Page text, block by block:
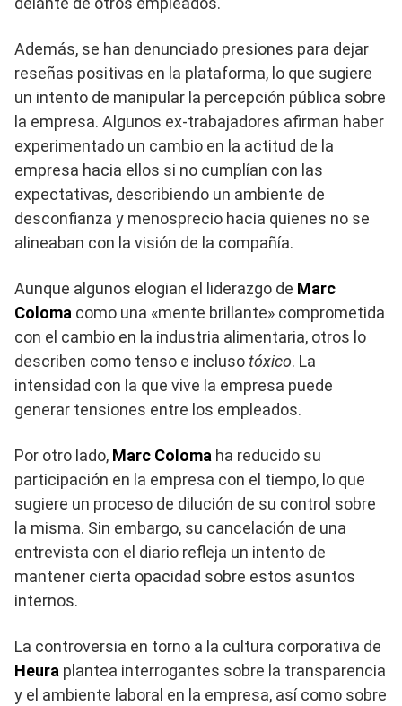
Además, se han denunciado presiones para dejar
reseñas positivas en la plataforma, lo que sugiere
un intento de manipular la percepción pública sobre
la empresa. Algunos ex-trabajadores afirman haber
experimentado un cambio en la actitud de la
empresa hacia ellos si no cumplían con las
expectativas, describiendo un ambiente de
desconfianza y menosprecio hacia quienes no se
alineaban con la visión de la compañía.
Aunque algunos elogian el liderazgo de Marc
Coloma como una «mente brillante» comprometida
con el cambio en la industria alimentaria, otros lo
describen como tenso e inclusotóxico. La
intensidad con la que vive la empresa puede
generar tensiones entre los empleados.
Por otro lado, Marc Coloma ha reducido su
participación en la empresa con el tiempo, lo que
sugiere un proceso de dilución de su control sobre
la misma. Sin embargo, su cancelación de una
entrevista con el diario refleja un intento de
mantener cierta opacidad sobre estos asuntos
internos.
La controversia en torno a la cultura corporativa de
Heura plantea interrogantes sobre la transparencia
y el ambiente laboral en la empresa, así como sobre